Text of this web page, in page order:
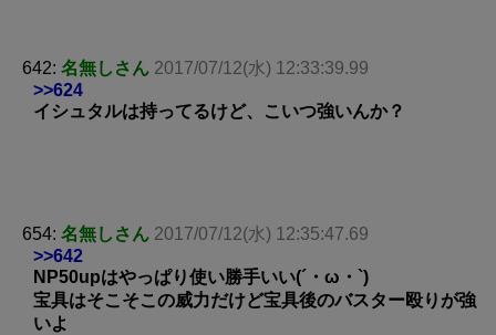
642: 名無しさん 2017/07/12(水) 12:33:39.99
>>624
イシュタルは持ってるけど、こいつ強いんか？
654: 名無しさん 2017/07/12(水) 12:35:47.69
>>642
NP50upはやっぱり使い勝手いい(´・ω・`)
宝具はそこそこの威力だけど宝具後のバスター殴りが強
いよ